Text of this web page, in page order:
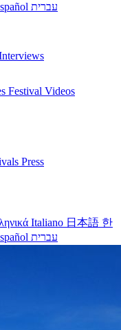
עברית
Festival Videos
Press
Italiano 日本語 한
עברית